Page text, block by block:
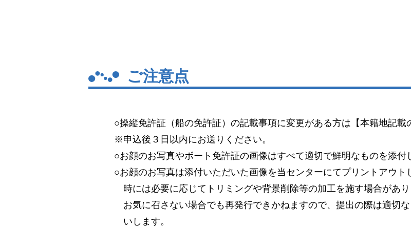
ご注意点
○操縦免許証（船の免許証）の記載事項に変更がある方は【本籍地記載
※申込後３日以内にお送りください。
○お顔のお写真やボート免許証の画像はすべて適切で鮮明なものを添付
○お顔のお写真は添付いただいた画像を当センターにてプリントアウト
時には必要に応じてトリミングや背景削除等の加工を施す場合があ
お気に召さない場合でも再発行できかねますので、提出の際は適切
いします。